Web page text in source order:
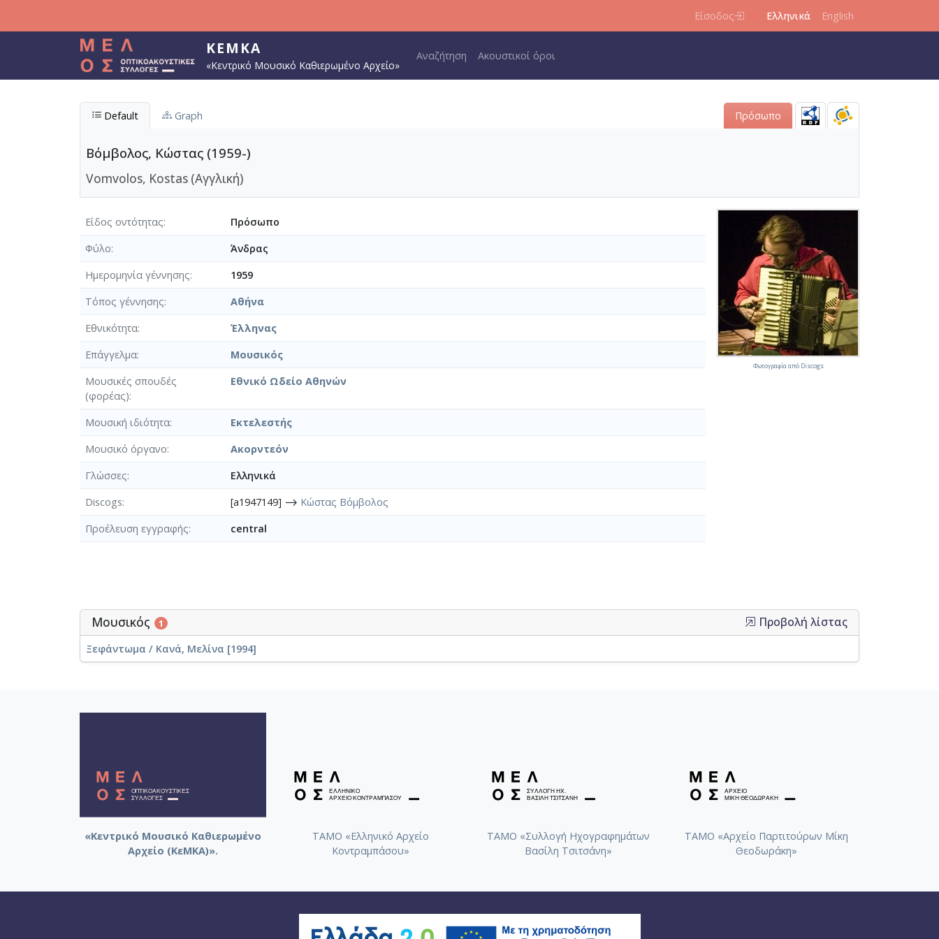
Είσοδος Ελληνικά English
ΚΕΜΚΑ
«Κεντρικό Μουσικό Καθιερωμένο Αρχείο»
Main navigation
Αναζήτηση Ακουστικοί όροι
Default Graph Πρόσωπο
Βόμβολος, Κώστας (1959-)
Vomvolos, Kostas (Αγγλική)
Είδος οντότητας
Πρόσωπο
Φύλο
Άνδρας
Ημερομηνία γέννησης
1959
Τόπος γέννησης
Αθήνα
Εθνικότητα
Έλληνας
Επάγγελμα
Μουσικός
Μουσικές σπουδές
(φορέας)
Εθνικό Ωδείο Αθηνών
Μουσική ιδιότητα
Εκτελεστής
Μουσικό όργανο
Ακορντεόν
Γλώσσες
Ελληνικά
Discogs
[a1947149] ⟶ Κώστας Βόμβολος
Προέλευση εγγραφής
central
Φωτογραφία από Discogs
Μουσικός 1 Προβολή λίστας
Ξεφάντωμα / Κανά, Μελίνα [1994]
«Κεντρικό Μουσικό Καθιερωμένο
Αρχείο (ΚεΜΚΑ)».
ΤΑΜΟ «Ελληνικό Αρχείο
Κοντραμπάσου»
ΤΑΜΟ «Συλλογή Ηχογραφημάτων
Βασίλη Τσιτσάνη»
ΤΑΜΟ «Αρχείο Παρτιτούρων Μίκη
Θεοδωράκη»